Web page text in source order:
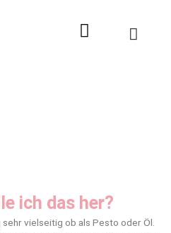
ich das her?
vielseitig ob als Pesto oder Öl.